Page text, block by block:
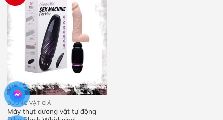
DƯƠNG VẬT GIẢ
Máy thụt dương vật tự động